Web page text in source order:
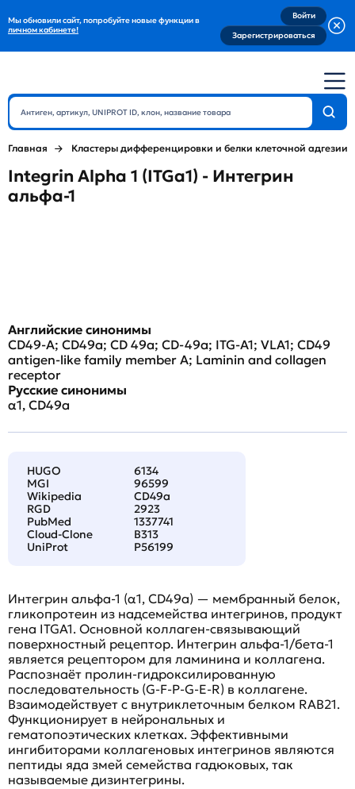
Мы обновили сайт, попробуйте новые функции в
личном кабинете!
Войти
Зарегистрироваться
Главная Кластеры дифференцировки и белки клеточной адгезии
Integrin Alpha 1 (ITGa1) - Интегрин
альфа-1
Английские синонимы
CD49-A; CD49a; CD 49a; CD-49a; ITG-A1; VLA1; CD49
antigen-like family member A; Laminin and collagen
receptor
Русские синонимы
α1, CD49a
HUGO
6134
MGI
96599
Wikipedia
CD49a
RGD
2923
PubMed
1337741
Cloud-Clone
B313
UniProt
P56199
Интегрин альфа-1 (α1, CD49a) — мембранный белок,
гликопротеин из надсемейства интегринов, продукт
гена ITGA1. Основной коллаген-связывающий
поверхностный рецептор. Интегрин альфа-1/бета-1
является рецептором для ламинина и коллагена.
Распознаёт пролин-гидроксилированную
последовательность (G-F-P-G-E-R) в коллагене.
Взаимодействует с внутриклеточным белком RAB21.
Функционирует в нейрональных и
гематопоэтических клетках. Эффективными
ингибиторами коллагеновых интегринов являются
пептиды яда змей семейства гадюковых, так
называемые дизинтегрины.